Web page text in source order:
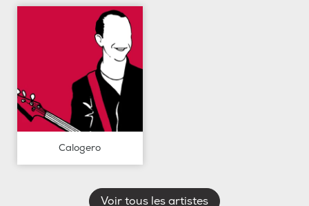
Calogero
Voir tous les artistes